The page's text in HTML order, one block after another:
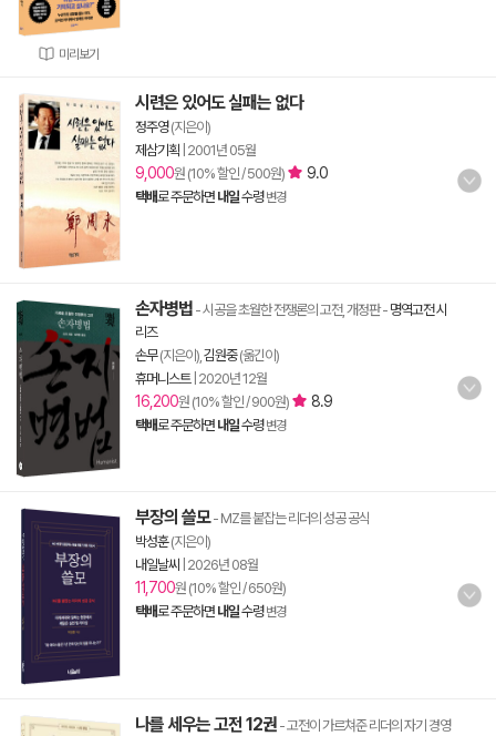
미리보기
시련은 있어도 실패는 없다
정주영(지은이)
제삼기획 2001년 05월
9,000원 (10% 할인 / 500원) 9.0
택배로 주문하면 내일수령 변경
손자병법 - 시공을 초월한 전쟁론의 고전, 개정판- 명역고전 시
리즈
손무(지은이), 김원중(옮긴이)
휴머니스트| 2020년 12월
16,200원 (10% 할인 / 900원) 8.9
택배로 주문하면 내일수령 변경
부장의 쓸모- MZ를 붙잡는 리더의 성공 공식
박성훈(지은이)
내일날씨
2026년 08월
11,700원 (10% 할인 / 650원)
택배로 주문하면 내일수령 변경
나를 세우는 고전 12권 - 고전이 가르쳐준 리더의 자기 경영